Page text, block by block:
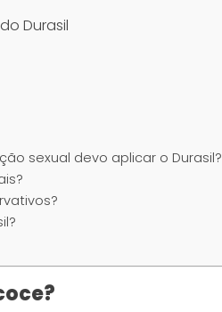
Durasil
sexual devo aplicar o Durasil?